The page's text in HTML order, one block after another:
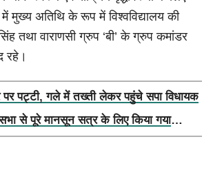
में मुख्य अतिथि के रूप में विश्वविद्यालय की
तथा वाराणसी ग्रुप ‘बी’ के ग्रुप कमांडर
रहे।
पर पट्टी, गले में तख्ती लेकर पहुंचे सपा विधायक
से पूरे मानसून सत्र के लिए किया गया